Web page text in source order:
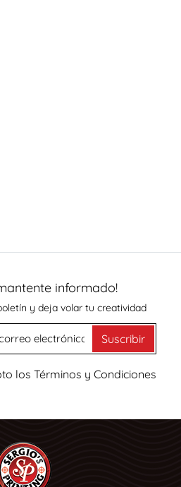
informado!
y deja volar tu creatividad
Suscribir
los Términos y Condiciones